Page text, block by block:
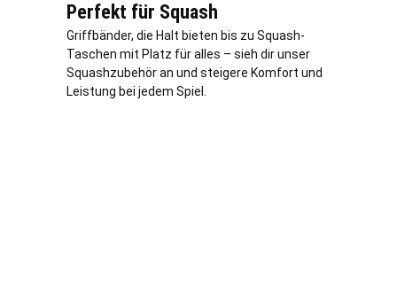
Perfekt für Squash
Griffbänder, die Halt bieten bis zu Squash-
Taschen mit Platz für alles – sieh dir unser
Squashzubehör an und steigere Komfort und
Leistung bei jedem Spiel.